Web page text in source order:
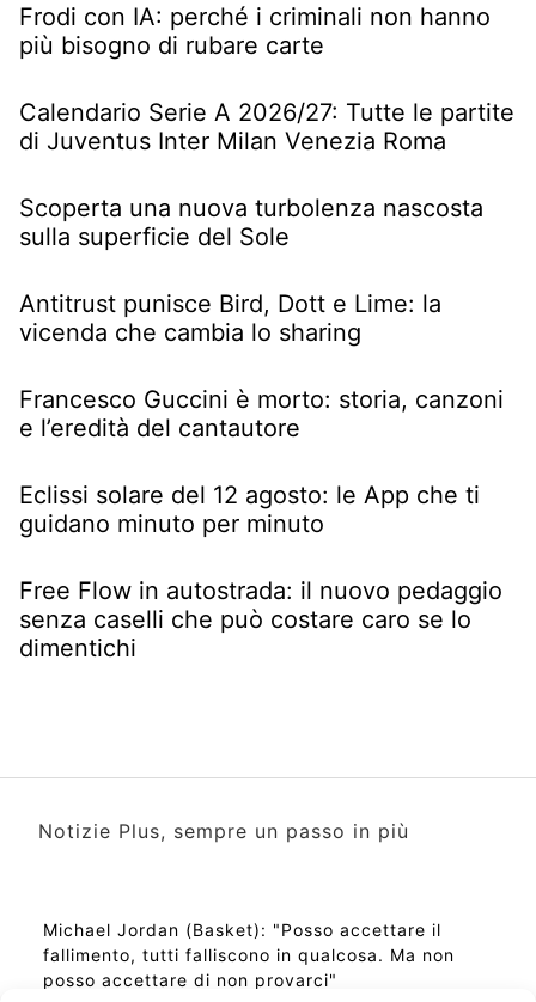
Frodi con IA: perché i criminali non hanno
più bisogno di rubare carte
Calendario Serie A 2026/27: Tutte le partite
di Juventus Inter Milan Venezia Roma
Scoperta una nuova turbolenza nascosta
sulla superficie del Sole
Antitrust punisce Bird, Dott e Lime: la
vicenda che cambia lo sharing
Francesco Guccini è morto: storia, canzoni
e l’eredità del cantautore
Eclissi solare del 12 agosto: le App che ti
guidano minuto per minuto
Free Flow in autostrada: il nuovo pedaggio
senza caselli che può costare caro se lo
dimentichi
Notizie Plus, sempre un passo in più
Michael Jordan (Basket): "Posso accettare il
fallimento, tutti falliscono in qualcosa. Ma non
posso accettare di non provarci"